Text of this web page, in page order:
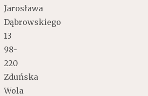
Jarosława
Dąbrowskiego
13
98-
220
Zduńska
Wola